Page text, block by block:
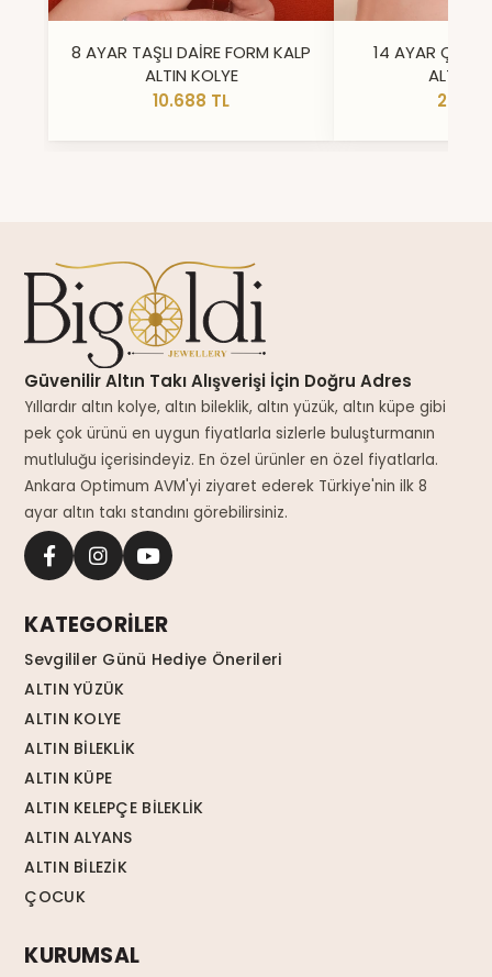
8 AYAR TAŞLI DAİRE FORM KALP
ALTIN KOLYE
10.688 TL
14 AYAR ÇİFT
ALTIN
Güvenilir Altın Takı Alışverişi İçin Doğru Adres
Yıllardır altın kolye, altın bileklik, altın yüzük, altın küpe gibi
pek çok ürünü en uygun fiyatlarla sizlerle buluşturmanın
mutluluğu içerisindeyiz. En özel ürünler en özel fiyatlarla.
Ankara Optimum AVM'yi ziyaret ederek Türkiye'nin ilk 8
ayar altın takı standını görebilirsiniz.
KATEGORİLER
Sevgililer Günü Hediye Önerileri
ALTIN YÜZÜK
ALTIN KOLYE
ALTIN BİLEKLİK
ALTIN KÜPE
ALTIN KELEPÇE BİLEKLİK
ALTIN ALYANS
ALTIN BİLEZİK
ÇOCUK
KURUMSAL